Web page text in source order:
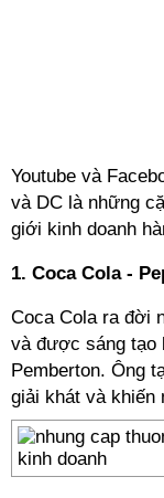
Youtube và
và DC là những
giới kinh doanh
1. Coca Cola -
Coca Cola ra đời
và được sáng tạo
Pemberton. Ông
giải khát và khiến